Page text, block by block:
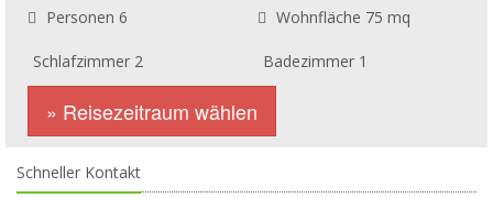
Personen 6 Wohnfläche 75 mq
Schlafzimmer 2 Badezimmer 1
» Reisezeitraum wählen
Schneller Kontakt